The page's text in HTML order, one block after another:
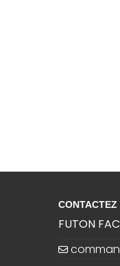
CONTACTEZ
FUTON